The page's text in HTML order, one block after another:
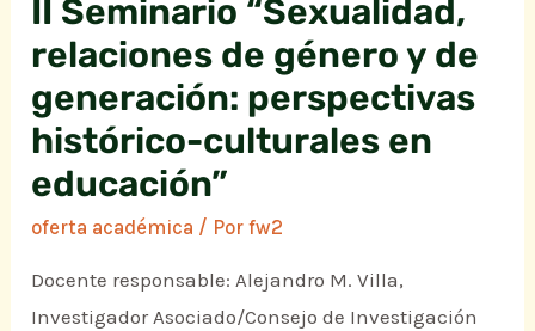
II Seminario “Sexualidad,
relaciones de género y de
generación: perspectivas
histórico-culturales en
educación”
oferta académica / Porfw2
Docente responsable: Alejandro M. Villa,
Investigador Asociado/Consejo de Investigación